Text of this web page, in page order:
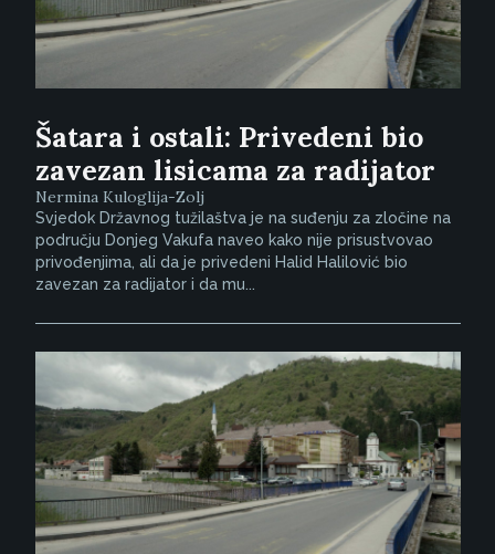
Šatara i ostali: Privedeni bio
zavezan lisicama za radijator
Nermina Kuloglija-Zolj
Svjedok Državnog tužilaštva je na suđenju za zločine na
području Donjeg Vakufa naveo kako nije prisustvovao
privođenjima, ali da je privedeni Halid Halilović bio
zavezan za radijator i da mu...